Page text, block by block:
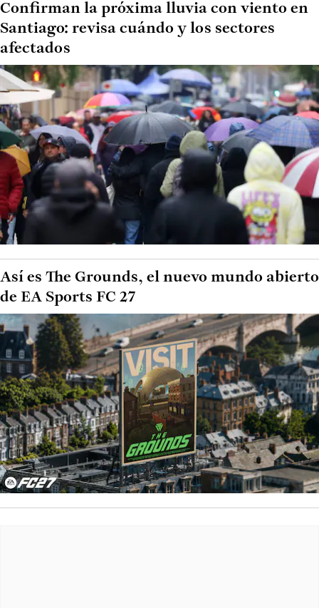
Confirman la próxima lluvia con viento en
Santiago: revisa cuándo y los sectores
afectados
Así es The Grounds, el nuevo mundo abierto
de EA Sports FC 27